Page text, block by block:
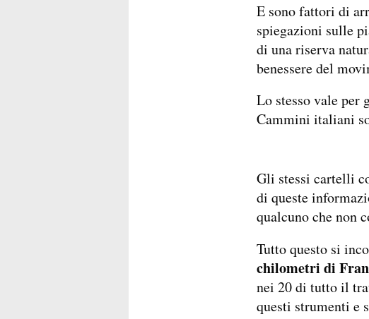
E sono fattori di
spiegazioni sulle
di una riserva
benessere del
Lo stesso vale
Cammini italiani
Gli stessi cartelli
di queste
qualcuno che non
Tutto questo si
chilometri di
nei 20 di tutto il
questi strumenti e